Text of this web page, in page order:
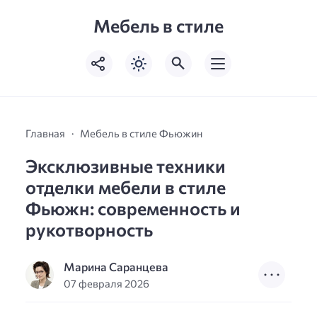
Мебель в стиле
Главная Мебель в стиле Фьюжин
Эксклюзивные техники
отделки мебели в стиле
Фьюжн: современность и
рукотворность
Марина Саранцева
07 февраля 2026